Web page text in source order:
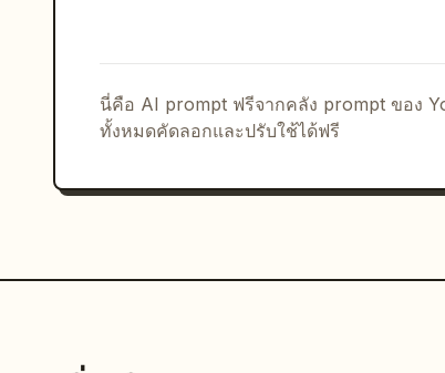
นี่คือ AI prompt ฟรีจากคลัง prompt ของ
ทั้งหมดคัดลอกและปรับใช้ได้ฟรี